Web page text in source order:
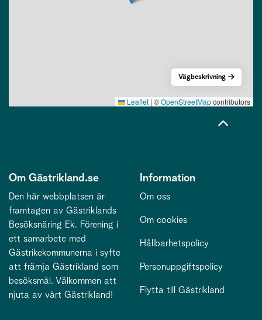
Leaflet | ©OpenStreetMapcontributors
Vägbeskrivning
Om Gästrikland.se
Den här webbplatsen är
framtagen av Gästriklands
Besöksnäring Ek. Förening i
ett samarbete med
Gästrikekommunerna i syfte
att främja Gästrikland som
besöksmål. Välkommen att
njuta av vårt Gästrikland!
Information
Om oss
Om cookies
Hållbarhetspolicy
Personuppgiftspolicy
Flytta till Gästrikland